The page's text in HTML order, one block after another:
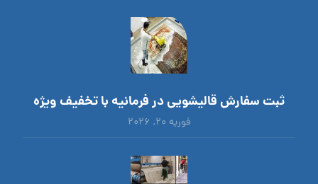
ثبت سفارش قالیشویی در فرمانیه با تخفیف ویژه
فوریه ۲۰, ۲۰۲۶